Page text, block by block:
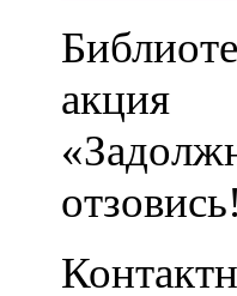
акция